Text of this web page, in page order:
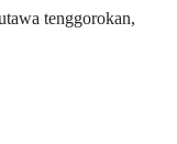
tenggorokan,